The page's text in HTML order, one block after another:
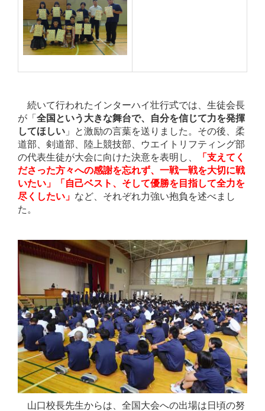
続いて行われたインターハイ壮行式では、生徒会長
が「 全国という大きな舞台で、自分を信じて力を発揮
してほしい 」と激励の言葉を送りました。その後、柔
道部、剣道部、陸上競技部、ウエイトリフティング部
の代表生徒が大会に向けた決意を表明し、
「支えてく
ださった方々への感謝を忘れず、一戦一戦を大切に戦
いたい」「自己ベスト、そして優勝を目指して全力を
尽くしたい」 など、それぞれ力強い抱負を述べまし
た。
山口校長先生からは、全国大会への出場は日頃の努